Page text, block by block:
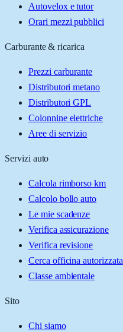
Autovelox e tutor
Orari mezzi pubblici
Carburante & ricarica
Prezzi carburante
Distributori metano
Distributori GPL
Colonnine elettriche
Aree di servizio
Servizi auto
Calcola rimborso km
Calcolo bollo auto
Le mie scadenze
Verifica assicurazione
Verifica revisione
Cerca officina autorizzata
Classe ambientale
Sito
Chi siamo